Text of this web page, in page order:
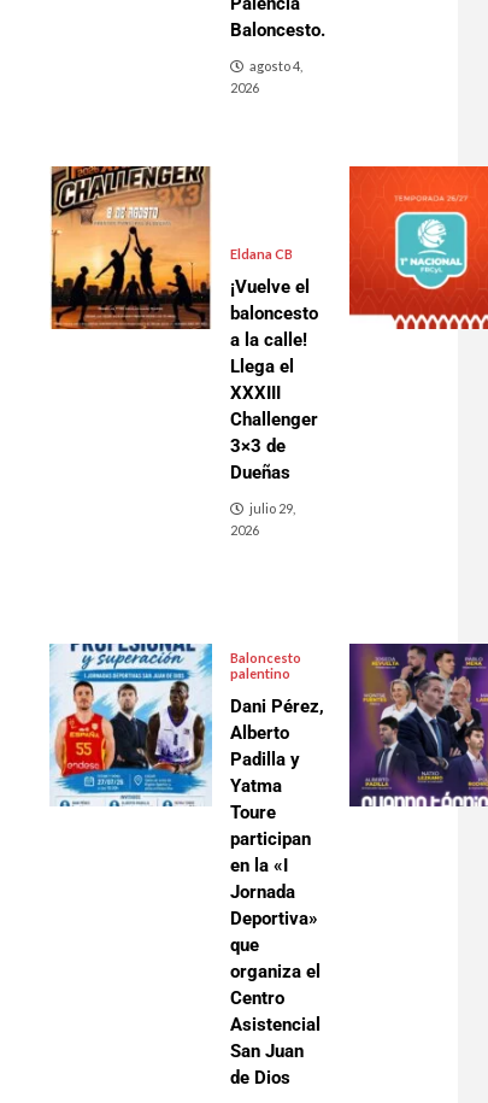
Baloncesto.
agosto 4,
2026
Eldana CB
¡Vuelve el
baloncesto
a la calle!
Llega el
XXXIII
Challenger
3×3 de
Dueñas
julio 29,
2026
Baloncesto
palentino
Dani Pérez,
Alberto
Padilla y
Yatma
Toure
participan
en la «I
Jornada
Deportiva»
que
organiza el
Centro
Asistencial
San Juan
de Dios